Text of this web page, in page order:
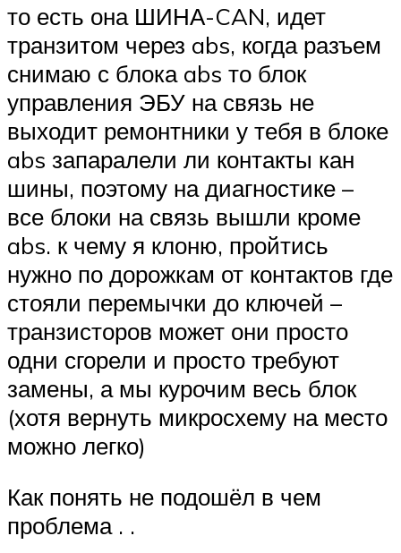
то есть она ШИНА-CAN, идет
транзитом через abs, когда разъем
снимаю с блока abs то блок
управления ЭБУ на связь не
выходит ремонтники у тебя в блоке
abs запаралели ли контакты кан
шины, поэтому на диагностике –
все блоки на связь вышли кроме
abs. к чему я клоню, пройтись
нужно по дорожкам от контактов где
стояли перемычки до ключей –
транзисторов может они просто
одни сгорели и просто требуют
замены, а мы курочим весь блок
(хотя вернуть микросхему на место
можно легко)
Как понять не подошёл в чем
проблема . .